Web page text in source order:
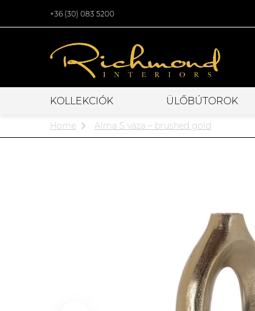
+36 (30) 083 5200
KOLLEKCIÓK ÜLŐBÚTOROK
Home Alma S váza – brushed gold